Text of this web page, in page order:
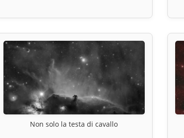
Non solo la testa di cavallo